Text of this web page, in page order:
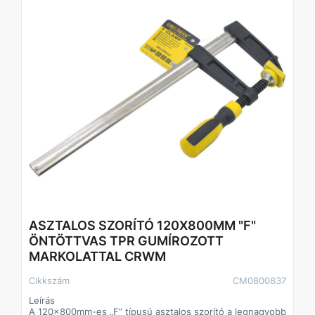
fúrás és szerelési feladatok során.
Markolat: TPR (ergonomikus, csúszásmentes)
Tanúsítvány: TÜV/GS
Csomagolás: Akasztókártya (Hangtag)
ASZTALOS SZORÍTÓ 120X800MM "F"
ÖNTÖTTVAS TPR GUMÍROZOTT
MARKOLATTAL CRWM
Cikkszám
CM0800837
Leírás
A 120x800mm-es „F” típusú asztalos szorító a legnagyobb